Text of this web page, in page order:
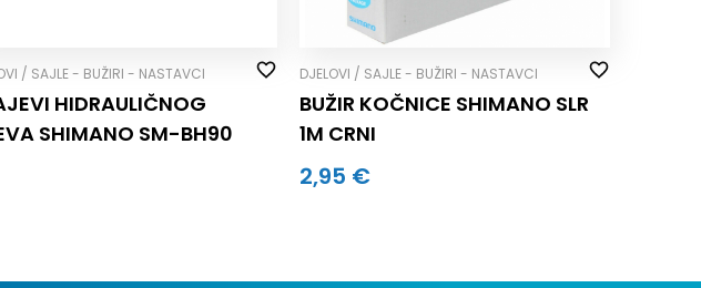
/ SAJLE - BUŽIRI - NASTAVCI
HIDRAULIČNOG
SHIMANO SM-BH90
DJELOVI / SAJLE - BUŽIRI - NASTAVCI
BUŽIR KOČNICE SHIMANO SLR
1M CRNI
2,95 €